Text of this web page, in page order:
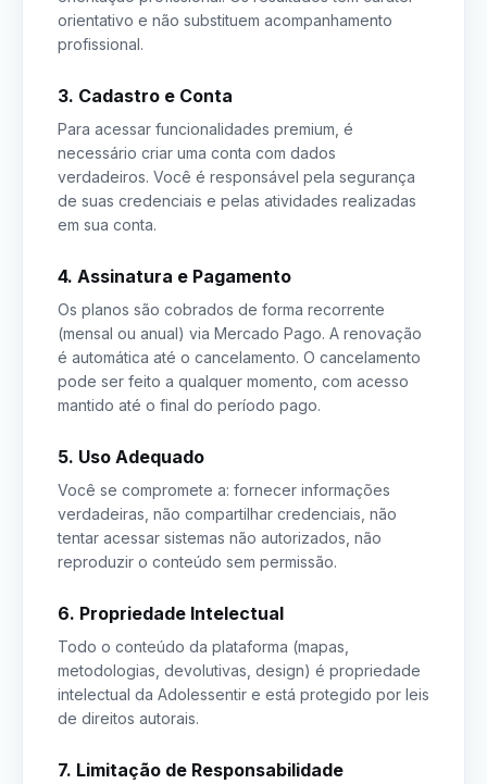
orientativo e não substituem acompanhamento
profissional.
3. Cadastro e Conta
Para acessar funcionalidades premium, é
necessário criar uma conta com dados
verdadeiros. Você é responsável pela segurança
de suas credenciais e pelas atividades realizadas
em sua conta.
4. Assinatura e Pagamento
Os planos são cobrados de forma recorrente
(mensal ou anual) via Mercado Pago. A renovação
é automática até o cancelamento. O cancelamento
pode ser feito a qualquer momento, com acesso
mantido até o final do período pago.
5. Uso Adequado
Você se compromete a: fornecer informações
verdadeiras, não compartilhar credenciais, não
tentar acessar sistemas não autorizados, não
reproduzir o conteúdo sem permissão.
6. Propriedade Intelectual
Todo o conteúdo da plataforma (mapas,
metodologias, devolutivas, design) é propriedade
intelectual da Adolessentir e está protegido por leis
de direitos autorais.
7. Limitação de Responsabilidade